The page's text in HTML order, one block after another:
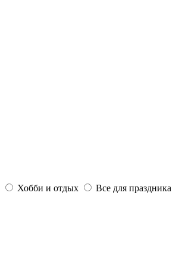
Хобби и отдых
Все для праздника